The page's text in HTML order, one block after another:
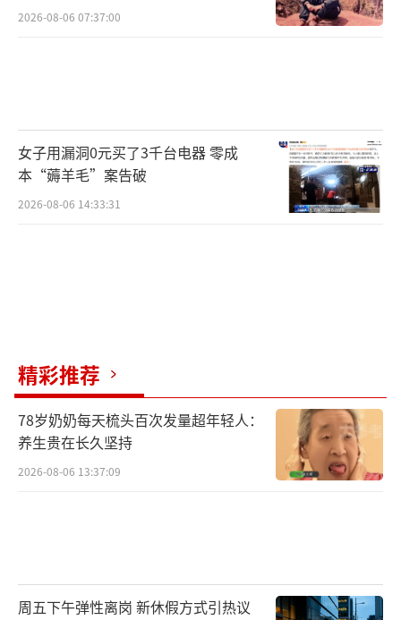
2026-08-06 07:37:00
女子用漏洞0元买了3千台电器 零成
本“薅羊毛”案告破
2026-08-06 14:33:31
精彩推荐
78岁奶奶每天梳头百次发量超年轻人：
养生贵在长久坚持
2026-08-06 13:37:09
周五下午弹性离岗 新休假方式引热议